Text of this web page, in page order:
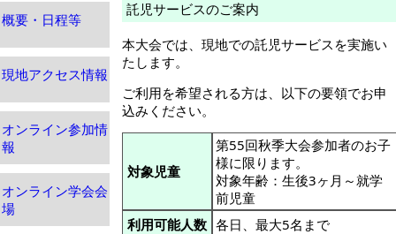
概要・日程等
現地アクセス情報
オンライン参加情
報
オンライン学会会
場
託児サービスのご案内
本大会では、現地での託児サービスを実施い
たします。
ご利用を希望される方は、以下の要領でお申
込みください。
対象児童
第55回秋季大会参加者のお子
様に限ります。
対象年齢：生後3ヶ月～就学
前児童
利用可能人数 各日、最大5名まで